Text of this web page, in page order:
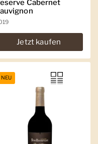
Cabernet
Jetzt kaufen
NEU